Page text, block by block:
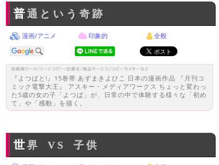
普通という奇跡
漫画/アニメ 印象的 全般
『よつばと!』15巻帯 あずまきよひこ 日本の漫画作品 『月刊コ
ミック電撃大王』 アスキー・メディアワークス ちょっと変わっ
た5歳の女の子「よつば」が、日常の中で体験する様々な「初め
て」や「感動」を描く。
世界 VS 子供